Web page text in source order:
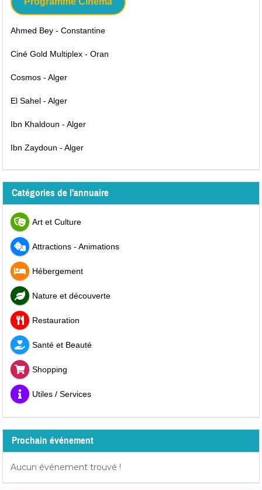
Ahmed Bey - Constantine
Ciné Gold Multiplex - Oran
Cosmos - Alger
El Sahel - Alger
Ibn Khaldoun - Alger
Ibn Zaydoun - Alger
Catégories de l'annuaire
Art et Culture
Attractions - Animations
Hébergement
Nature et découverte
Restauration
Santé et Beauté
Shopping
Utiles / Services
Prochain événement
Aucun événement trouvé !